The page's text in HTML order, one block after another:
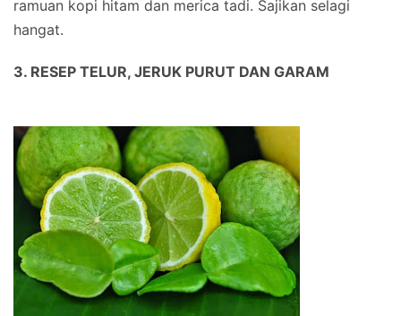
ramuan kopi hitam dan merica tadi. Sajikan selagi
hangat.
3. RESEP TELUR, JERUK PURUT DAN GARAM